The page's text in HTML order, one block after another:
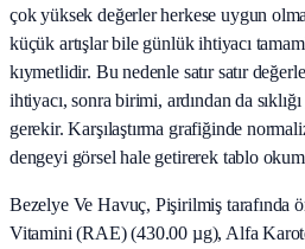
çok yüksek değerler herkese uygun
küçük artışlar bile günlük ihtiyacı
kıymetlidir. Bu nedenle satır satır
ihtiyacı, sonra birimi, ardından da
gerekir. Karşılaştırma grafiğinde
dengeyi görsel hale getirerek tablo
Bezelye Ve Havuç, Pişirilmiş tarafında
Vitamini (RAE) (430.00 µg), Alfa